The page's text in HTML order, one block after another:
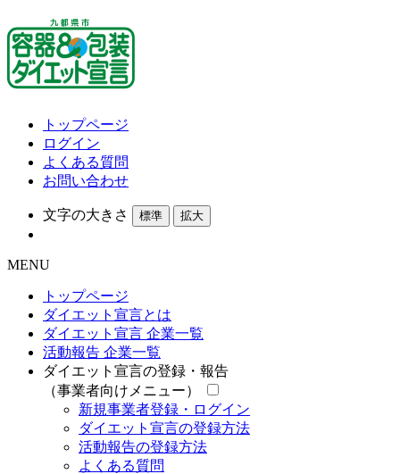
トップページ
ログイン
よくある質問
お問い合わせ
文字の大きさ 標準 拡大
MENU
トップページ
ダイエット宣言とは
ダイエット宣言 企業一覧
活動報告 企業一覧
ダイエット宣言の登録・報告
（事業者向けメニュー）
新規事業者登録・ログイン
ダイエット宣言の登録方法
活動報告の登録方法
よくある質問